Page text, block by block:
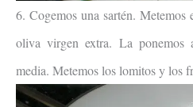
6. Cogemos una sartén.
oliva virgen extra. La ponemos
media. Metemos los lomitos y los